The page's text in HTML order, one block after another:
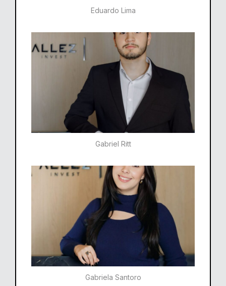
Eduardo Lima
Gabriel Ritt
Gabriela Santoro​